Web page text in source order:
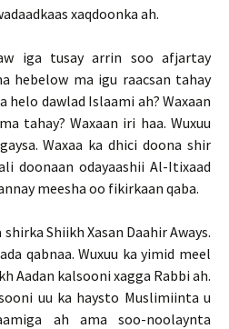
xaqdoonka ah.
iga tusay arrin soo afjartay
hebelow ma igu raacsan tahay
helo dawlad Islaami ah? Waxaan
tahay? Waxaan iri haa. Wuxuu
Waxaa ka dhici doona shir
doonaan odayaashii Al-Itixaad
meesha oo fikirkaan qaba.
Shiikh Xasan Daahir Aways.
qabnaa. Wuxuu ka yimid meel
Aadan kalsooni xagga Rabbi ah.
uu ka haysto Muslimiinta u
ah ama soo-noolaynta